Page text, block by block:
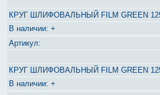
КРУГ ШЛИФОВАЛЬНЫЙ FILM GREEN
+
КРУГ ШЛИФОВАЛЬНЫЙ FILM GREEN
+